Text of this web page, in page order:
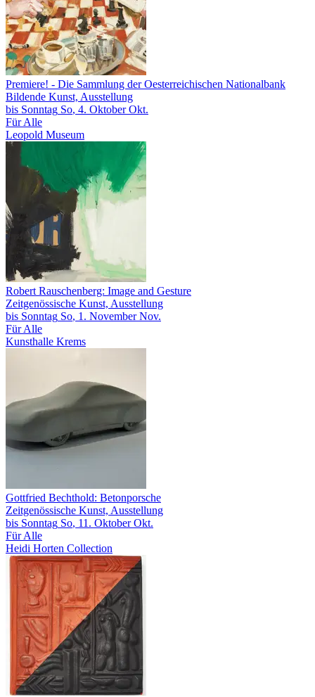
Premiere! - Die Sammlung der Oesterreichischen Nationalbank
Bildende Kunst, Ausstellung
bis Sonntag So, 4. Oktober Okt.
Für Alle
Leopold Museum
Robert Rauschenberg: Image and Gesture
Zeitgenössische Kunst, Ausstellung
bis Sonntag So, 1. November Nov.
Für Alle
Kunsthalle Krems
Gottfried Bechthold: Betonporsche
Zeitgenössische Kunst, Ausstellung
bis Sonntag So, 11. Oktober Okt.
Für Alle
Heidi Horten Collection